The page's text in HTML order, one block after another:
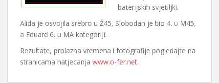
baterijskih svjetiljki.
Alida je osvojila srebro u Ž45, Slobodan je bio 4. u M45,
a Eduard 6. u MA kategoriji.
Rezultate, prolazna vremena i fotografije pogledajte na
stranicama natjecanja www.o-fer.net.